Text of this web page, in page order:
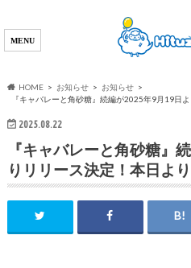
HOME お知らせ
お知らせ
『キャバレーと角砂糖』続編が2025年9月19日
2025.08.22
『キャバレーと角砂糖』
りリリース決定！本日よ